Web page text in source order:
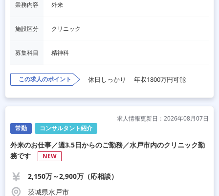
業務内容 外来
施設区分 クリニック
募集科目 精神科
この求人のポイント 休日しっかり 年収1800万円可能
常勤 コンサルタント紹介
求人情報更新日：2026年08月07日
外来のお仕事／週3.5日からのご勤務／水戸市内のクリニック勤
務です
NEW
2,150万～2,900万（応相談）
茨城県水戸市